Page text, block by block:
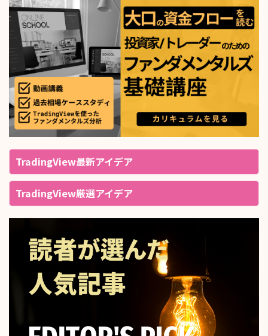
TradingView最新アイデア
TradingView厳選アイデア